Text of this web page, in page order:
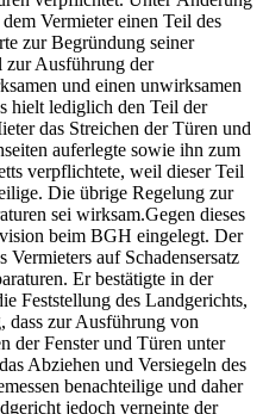
Vermieter einen Teil des
zur Begründung seiner
zur Ausführung der
und einen unwirksamen
hielt lediglich den Teil der
das Streichen der Türen und
auferlegte sowie ihn zum
verpflichtete, weil dieser Teil
Die übrige Regelung zur
sei wirksam.Gegen dieses
beim BGH eingelegt. Der
auf Schadensersatz
Er bestätigte in der
Feststellung des Landgerichts,
dass zur Ausführung von
der Fenster und Türen unter
Abziehen und Versiegeln des
benachteilige und daher
jedoch verneinte der